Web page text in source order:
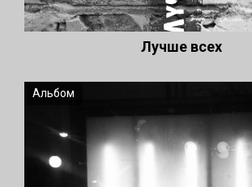
Лучше всех
Альбом